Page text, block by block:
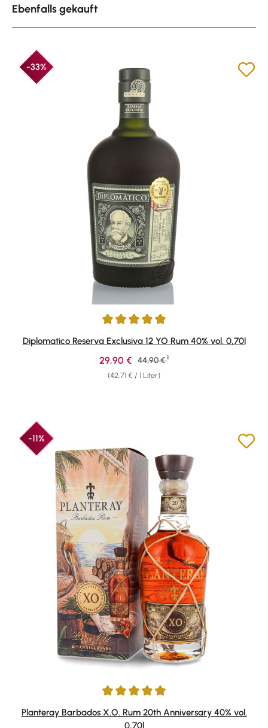
Ebenfalls gekauft
-33%
Durchschnittliche Bewertung von 4.9 von 5 Sternen
Diplomatico Reserva Exclusiva 12 YO Rum 40% vol. 0,70l
(42,71 € / 1 Liter)
Verkaufspreis:
29,90 € Regulärer Preis:
44,90 € 1
-11%
Durchschnittliche Bewertung von 4.91 von 5 Sternen
Planteray Barbados X.O. Rum 20th Anniversary 40% vol.
0,70l